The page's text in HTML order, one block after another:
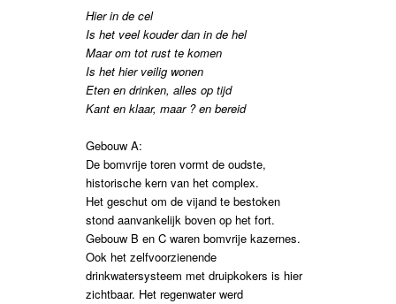
Hier in de cel
Is het veel kouder dan in de hel
Maar om tot rust te komen
Is het hier veilig wonen
Eten en drinken, alles op tijd
Kant en klaar, maar ? en bereid
Gebouw A:
De bomvrije toren vormt de oudste,
historische kern van het complex.
Het geschut om de vijand te bestoken
stond aanvankelijk boven op het fort.
Gebouw B en C waren bomvrije kazernes.
Ook het zelfvoorzienende
drinkwatersysteem met druipkokers is hier
zichtbaar. Het regenwater werd